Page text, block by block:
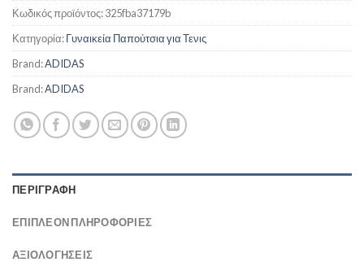
Κωδικός προϊόντος:325fba37179b
Κατηγορία:Γυναικεία Παπούτσια για Τενις
Brand:ADIDAS
Brand:ADIDAS
ΠΕΡΙΓΡΑΦΉ
ΕΠΙΠΛΈΟΝ ΠΛΗΡΟΦΟΡΊΕΣ
ΑΞΙΟΛΟΓΗΣΕΙΣ